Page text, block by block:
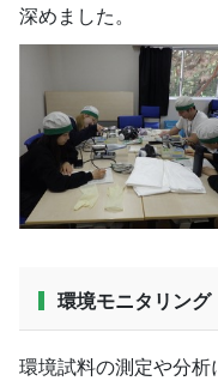
深めました。
環境モニタリング
環境試料の測定や分